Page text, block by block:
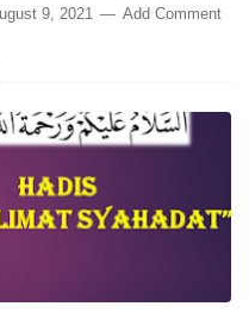
9, 2021 Add Comment